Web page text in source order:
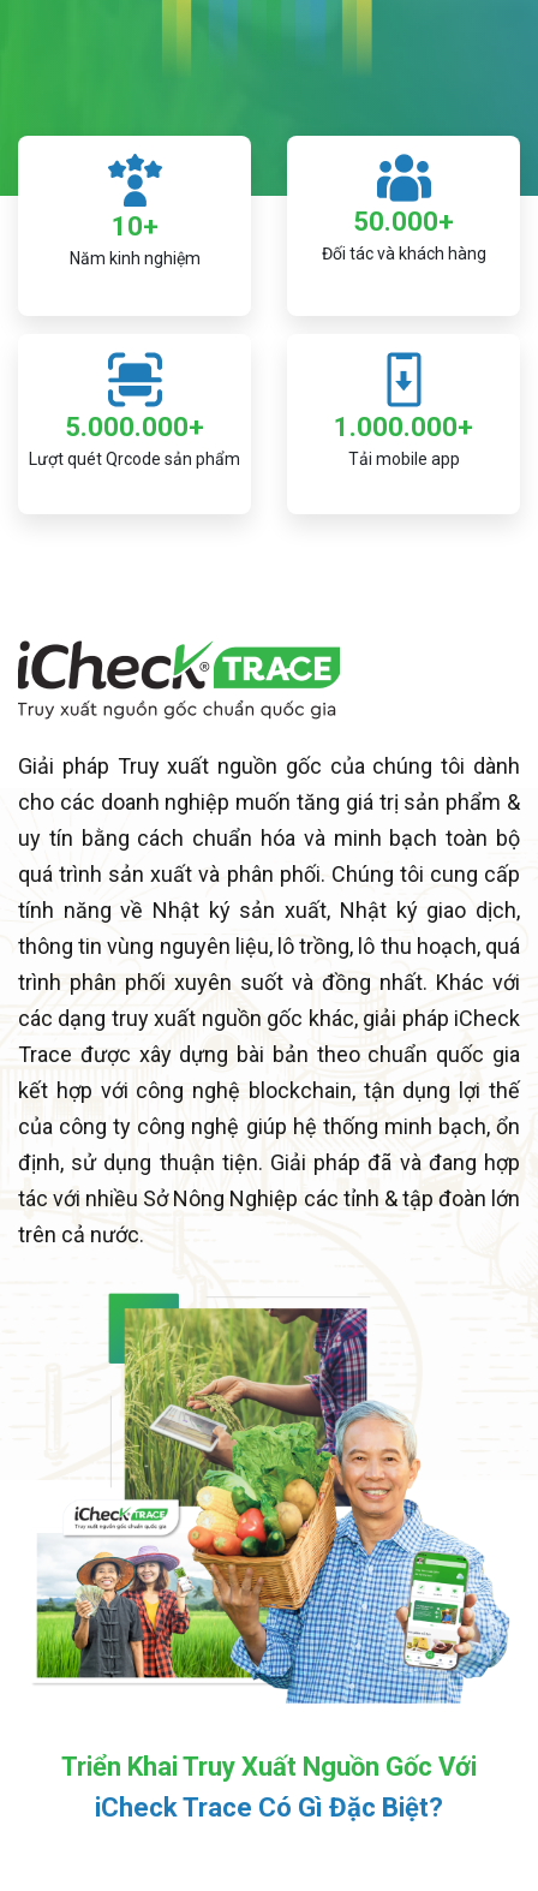
10+
Năm kinh nghiệm
50.000+
Đối tác và khách hàng
5.000.000+
Lượt quét Qrcode sản phẩm
1.000.000+
Tải mobile app
Giải pháp Truy xuất nguồn gốc của chúng tôi dành
cho các doanh nghiệp muốn tăng giá trị sản phẩm &
uy tín bằng cách chuẩn hóa và minh bạch toàn bộ
quá trình sản xuất và phân phối. Chúng tôi cung cấp
tính năng về Nhật ký sản xuất, Nhật ký giao dịch,
thông tin vùng nguyên liệu, lô trồng, lô thu hoạch, quá
trình phân phối xuyên suốt và đồng nhất. Khác với
các dạng truy xuất nguồn gốc khác, giải pháp iCheck
Trace được xây dựng bài bản theo chuẩn quốc gia
kết hợp với công nghệ blockchain, tận dụng lợi thế
của công ty công nghệ giúp hệ thống minh bạch, ổn
định, sử dụng thuận tiện. Giải pháp đã và đang hợp
tác với nhiều Sở Nông Nghiệp các tỉnh & tập đoàn lớn
trên cả nước.
Triển Khai Truy Xuất Nguồn Gốc Với
iCheck Trace Có Gì Đặc Biệt?